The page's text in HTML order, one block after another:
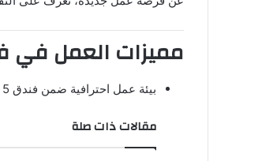
مميزات العمل في
بيئة عمل احترافية ضمن فندق 5 نجوم في قلب منطقة السد الحيوية.
مقالات ذات صلة